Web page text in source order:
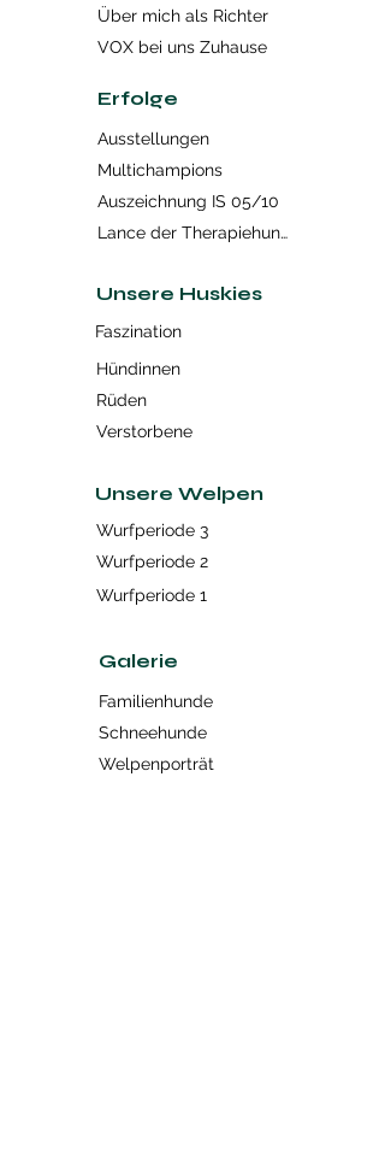
Über mich als Richter
VOX bei uns Zuhause
Erfolge
Ausstellungen
Multichampions
Auszeichnung IS 05/10
Lance der Therapiehund
Unsere Huskies
Faszination
Hündinnen
Rüden
Verstorbene
Unsere Welpen
Wurfperiode 3
Wurfperiode 2
Wurfperiode 1
Galerie
Familienhunde
Schneehunde
Welpenporträt